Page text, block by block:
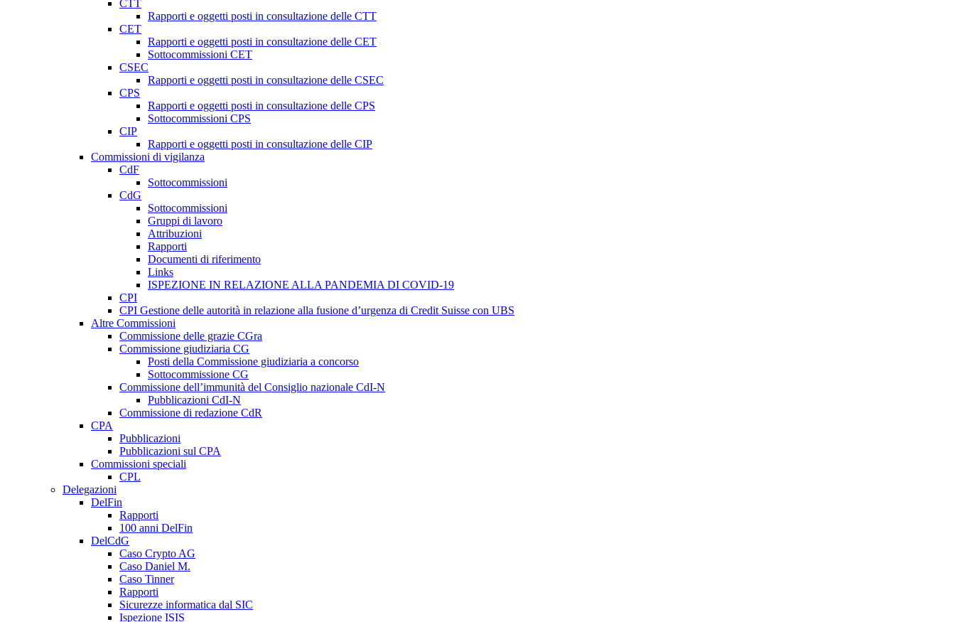
CTT
Rapporti e oggetti posti in consultazione delle CTT
CET
Rapporti e oggetti posti in consultazione delle CET
Sottocommissioni CET
CSEC
Rapporti e oggetti posti in consultazione delle CSEC
CPS
Rapporti e oggetti posti in consultazione delle CPS
Sottocommissioni CPS
CIP
Rapporti e oggetti posti in consultazione delle CIP
Commissioni di vigilanza
CdF
Sottocommissioni
CdG
Sottocommissioni
Gruppi di lavoro
Attribuzioni
Rapporti
Documenti di riferimento
Links
ISPEZIONE IN RELAZIONE ALLA PANDEMIA DI COVID-19
CPI
CPI Gestione delle autorità in relazione alla fusione d’urgenza di Credit Suisse con UBS
Altre Commissioni
Commissione delle grazie CGra
Commissione giudiziaria CG
Posti della Commissione giudiziaria a concorso
Sottocommissione CG
Commissione dell’immunità del Consiglio nazionale CdI-N
Pubblicazioni CdI-N
Commissione di redazione CdR
CPA
Pubblicazioni
Pubblicazioni sul CPA
Commissioni speciali
CPL
Delegazioni
DelFin
Rapporti
100 anni DelFin
DelCdG
Caso Crypto AG
Caso Daniel M.
Caso Tinner
Rapporti
Sicurezze informatica dal SIC
Ispezione ISIS